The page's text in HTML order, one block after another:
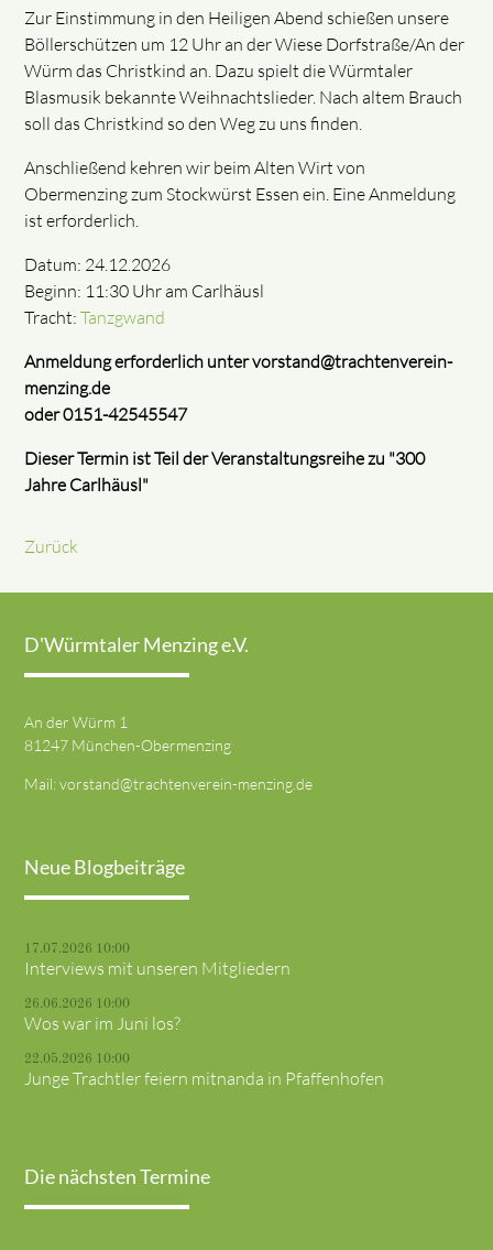
Zur Einstimmung in den Heiligen Abend schießen unsere
Böllerschützen um 12 Uhr an der Wiese Dorfstraße/An der
Würm das Christkind an. Dazu spielt die Würmtaler
Blasmusik bekannte Weihnachtslieder. Nach altem Brauch
soll das Christkind so den Weg zu uns finden.
Anschließend kehren wir beim Alten Wirt von
Obermenzing zum Stockwürst Essen ein. Eine Anmeldung
ist erforderlich.
Datum: 24.12.2026
Beginn: 11:30 Uhr am Carlhäusl
Tracht:Tanzgwand
Anmeldung erforderlich unter vorstand@trachtenverein-
menzing.de
oder 0151-42545547
Dieser Termin ist Teil der Veranstaltungsreihe zu "300
Jahre Carlhäusl"
Zurück
D'Würmtaler Menzing e.V.
An der Würm 1
81247 München-Obermenzing
Mail:vorstand@trachtenverein-menzing.de
Neue Blogbeiträge
17.07.2026 10:00
Interviews mit unseren Mitgliedern
26.06.2026 10:00
Wos war im Juni los?
22.05.2026 10:00
Junge Trachtler feiern mitnanda in Pfaffenhofen
Die nächsten Termine